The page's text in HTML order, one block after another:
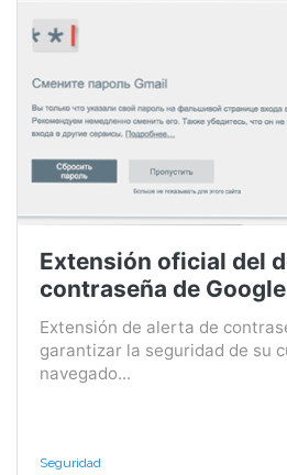
Extensión oficial del
contraseña de Google
Extensión de alerta de
garantizar la seguridad de su
navegado...
Seguridad